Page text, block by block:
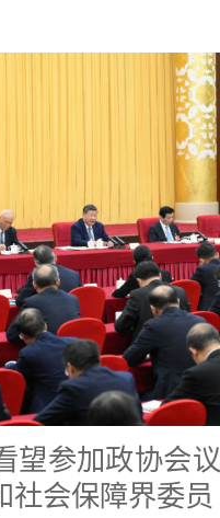
参加政协会议
社会保障界委员